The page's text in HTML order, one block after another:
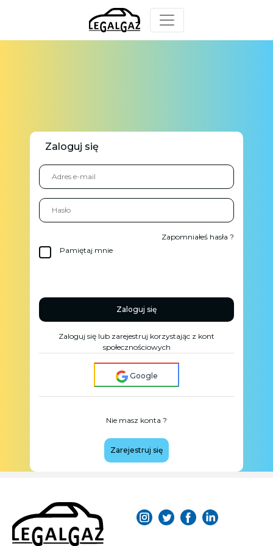
Zaloguj się
Pamiętaj mnie
Zapomniałeś hasła ?
Zaloguj się
Zaloguj się lub zarejestruj korzystając z kont
społecznościowych
Google
Nie masz konta ?
Zarejestruj się